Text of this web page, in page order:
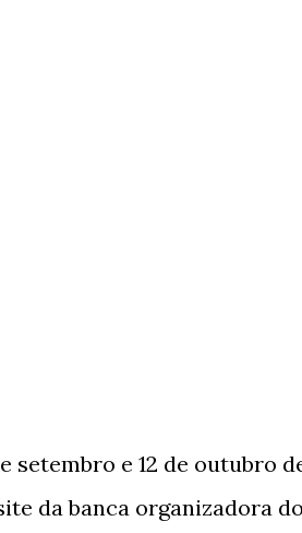
setembro e 12 de outubro
da banca organizadora